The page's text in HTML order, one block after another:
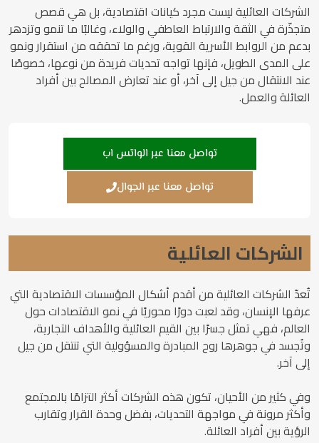
الشركات العائلية ليست مجرد كيانات اقتصادية، بل هي قصص
متجذّرة في الثقة والارتباط العاطفي والولاء، وغالبًا ما تنمو وتزدهر
بدعم من الروابط الأسرية القوية، ورغم ما تحققه من استقرار ونمو
على المدى الطويل، فإنها تواجه تحديات فريدة من نوعها، خصوصًا
عند الانتقال من جيل إلى آخر، أو عند تعارض المصالح بين أفراد
العائلة والعمل.
تواصل معنا عبر الواتس اب
تواصل معنا عبر الجوال
الشركات العائلية
تُعدّ الشركات العائلية من أقدم أشكال المؤسسات الاقتصادية التي
عرفها الإنسان، وقد لعبت دورًا محوريًا في نمو الاقتصادات حول
العالم، فهي تمثل جسرًا بين القيم العائلية والأهداف التجارية،
وتُجسد في جوهرها روح المبادرة والمسؤولية التي تنتقل من جيل
إلى آخر.
وفي كثير من الأحيان، تكون هذه الشركات أكثر التزامًا بالمجتمع
وأكثر مرونة في مواجهة التحديات، بفضل وحدة القرار وتقارب
الرؤية بين أفراد العائلة.